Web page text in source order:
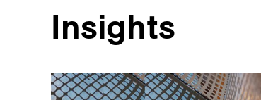
Insights